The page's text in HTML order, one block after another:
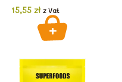
15,55 zł z Vat